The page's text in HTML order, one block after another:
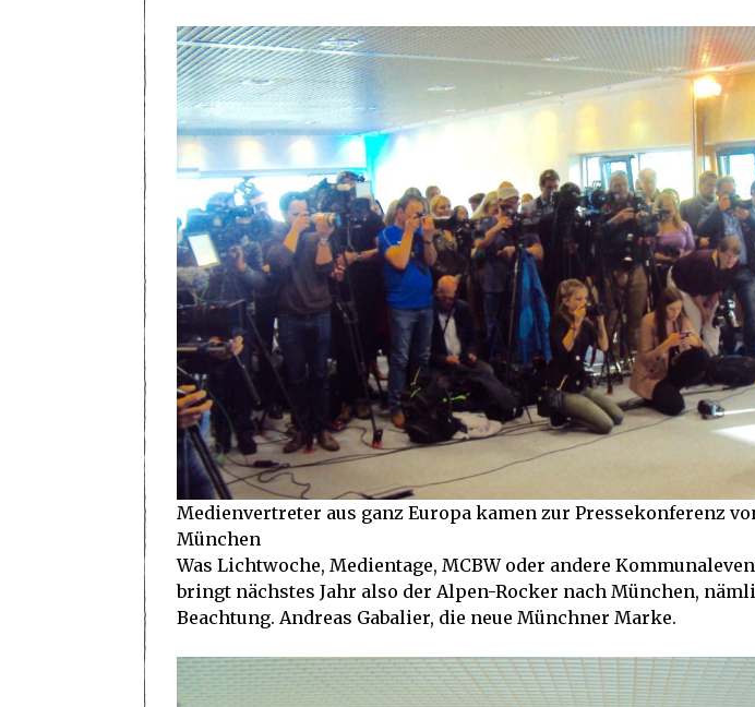
Medienvertreter aus ganz Europa kamen zur Pressekonferenz
München
Was Lichtwoche, Medientage, MCBW oder andere
bringt nächstes Jahr also der Alpen-Rocker nach München,
Beachtung. Andreas Gabalier, die neue Münchner Marke.